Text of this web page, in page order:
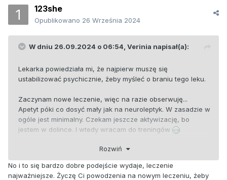
123she
Opublikowano 26 Września 2024
W dniu 26.09.2024 o 06:54, Verinia napisał(a):
Lekarka powiedziała mi, że najpierw muszę się
ustabilizować psychicznie, żeby myśleć o braniu tego leku.
Zaczynam nowe leczenie, więc na razie obserwuję...
Apetyt póki co dosyć mały jak na neuroleptyk. W zasadzie w
ogóle jest minimalny. Czekam jeszcze aktywizację, bo
jestem w dolince. I wtedy wracam do treningów
Boję się takiego skutku ubocznego jak depresja, bo mam w
tym aspekcie spore problemy. Dlatego też jeszcze walczę i
próbuję na nowych lekach.
Rozwiń
No i to się bardzo dobre podejście wydaje, leczenie
najważniejsze. Życzę Ci powodzenia na nowym leczeniu, żeby